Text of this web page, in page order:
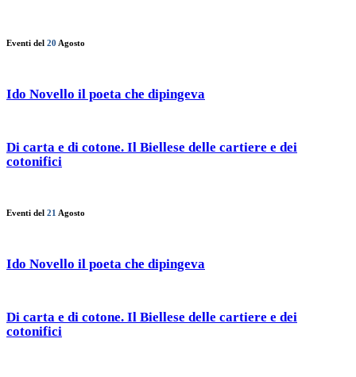
Eventi del 20 Agosto
Ido Novello il poeta che dipingeva
Di carta e di cotone. Il Biellese delle cartiere e dei
cotonifici
Eventi del 21 Agosto
Ido Novello il poeta che dipingeva
Di carta e di cotone. Il Biellese delle cartiere e dei
cotonifici